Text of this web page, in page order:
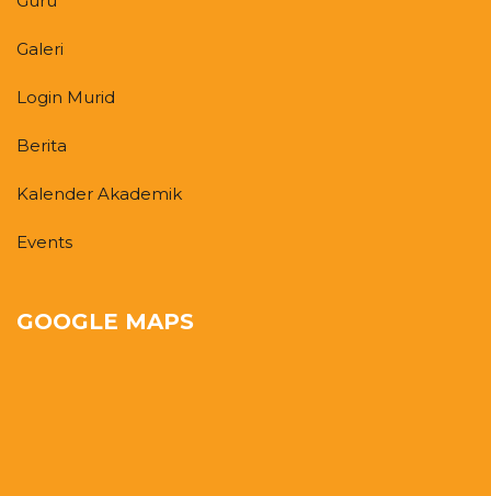
Galeri
Login Murid
Berita
Kalender Akademik
Events
GOOGLE MAPS